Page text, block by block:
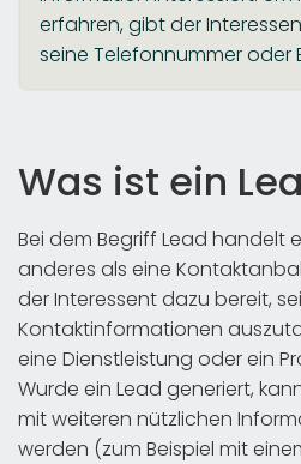
erfahren, gibt der
seine Telefonnummer oder
Was ist ein
Bei dem Begriff Lead handelt
anderes als eine
der Interessent dazu bereit,
Kontaktinformationen
eine Dienstleistung oder ein
Wurde ein Lead generiert,
mit weiteren nützlichen
werden (zum Beispiel mit